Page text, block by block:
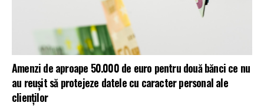
Amenzi de aproape 50.000 de euro pentru două bănci ce nu
au reușit să protejeze datele cu caracter personal ale
clienților